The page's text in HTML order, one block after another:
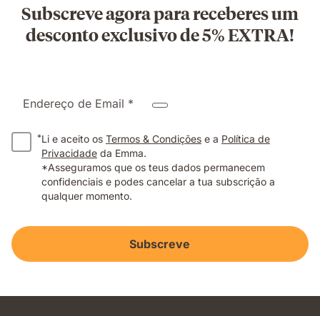
Subscreve agora para receberes um
desconto exclusivo de 5% EXTRA!
Endereço de Email *
*Li e aceito os Termos & Condições e a Política de
Privacidade da Emma.
*Asseguramos que os teus dados permanecem
confidenciais e podes cancelar a tua subscrição a
qualquer momento.
Subscreve